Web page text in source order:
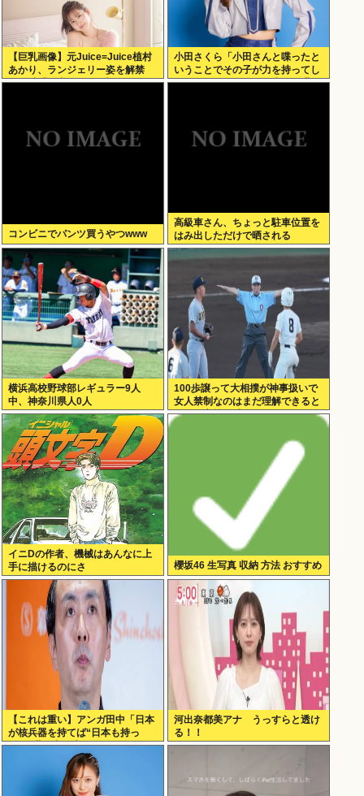
【巨乳画像】元Juice=Juice植村
あかり、ランジェリー姿を解禁
www卒業後初フォトブックで
小田さくら「小田さんと喋ったと
いうことでその子が力を持ってし
まわないように、研修生とは喋ら
コンビニでパンツ買うやつwww
高級車さん、ちょっと駐車位置を
はみ出しただけで晒される
wwwWwwWWw
横浜高校野球部レギュラー9人
中、神奈川県人0人
100歩譲って大相撲が神事扱いで
女人禁制なのはまだ理解できると
して、高校野球のグラウンドが女
イニDの作者、機械はあんなに上
手に描けるのにさ
櫻坂46 生写真 収納 方法 おすすめ
【これは重い】アンガ田中「日本
が核兵器を持てば“日本も持っ
た”と世界中に広がる」
河出奈都美アナ うっすらと透け
る！！